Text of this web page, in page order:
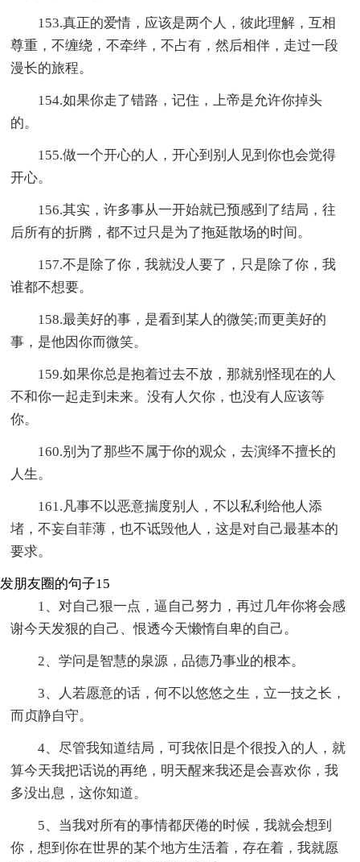
153.真正的爱情，应该是两个人，彼此理解，互相
尊重，不缠绕，不牵绊，不占有，然后相伴，走过一段
漫长的旅程。
154.如果你走了错路，记住，上帝是允许你掉头
的。
155.做一个开心的人，开心到别人见到你也会觉得
开心。
156.其实，许多事从一开始就已预感到了结局，往
后所有的折腾，都不过只是为了拖延散场的时间。
157.不是除了你，我就没人要了，只是除了你，我
谁都不想要。
158.最美好的事，是看到某人的微笑;而更美好的
事，是他因你而微笑。
159.如果你总是抱着过去不放，那就别怪现在的人
不和你一起走到未来。没有人欠你，也没有人应该等
你。
160.别为了那些不属于你的观众，去演绎不擅长的
人生。
161.凡事不以恶意揣度别人，不以私利给他人添
堵，不妄自菲薄，也不诋毁他人，这是对自己最基本的
要求。
发朋友圈的句子15
1、对自己狠一点，逼自己努力，再过几年你将会感
谢今天发狠的自己、恨透今天懒惰自卑的自己。
2、学问是智慧的泉源，品德乃事业的根本。
3、人若愿意的话，何不以悠悠之生，立一技之长，
而贞静自守。
4、尽管我知道结局，可我依旧是个很投入的人，就
算今天我把话说的再绝，明天醒来我还是会喜欢你，我
多没出息，这你知道。
5、当我对所有的事情都厌倦的时候，我就会想到
你，想到你在世界的某个地方生活着，存在着，我就愿